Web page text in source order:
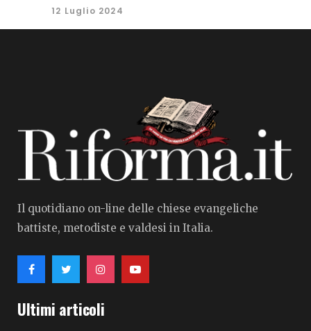
12 Luglio 2024
Il quotidiano on-line delle chiese evangeliche
battiste, metodiste e valdesi in Italia.
Ultimi articoli